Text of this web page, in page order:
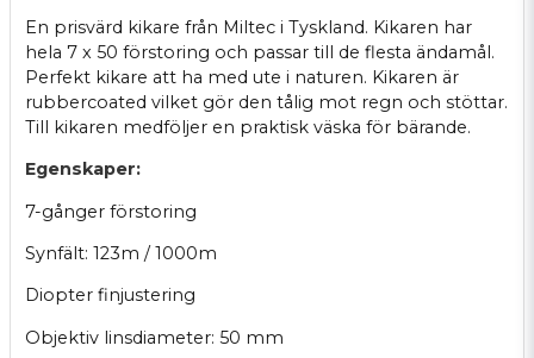
En prisvärd kikare från Miltec i Tyskland. Kikaren har
hela 7 x 50 förstoring och passar till de flesta ändamål.
Perfekt kikare att ha med ute i naturen. Kikaren är
rubbercoated vilket gör den tålig mot regn och stöttar.
Till kikaren medföljer en praktisk väska för bärande.
Egenskaper:
7-gånger förstoring
Synfält: 123m / 1000m
Diopter finjustering
Objektiv linsdiameter: 50 mm